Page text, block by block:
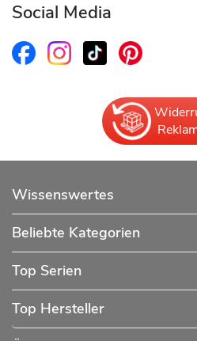
Social Media
Wissenswertes
Beliebte Kategorien
Top Serien
Top Hersteller